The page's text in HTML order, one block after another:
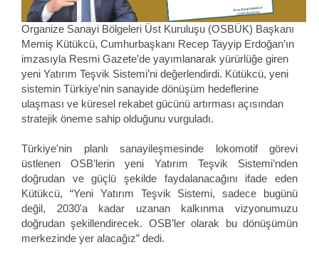
Organize Sanayi Bölgeleri Üst Kuruluşu (OSBÜK) Başkanı
Memiş Kütükcü, Cumhurbaşkanı Recep Tayyip Erdoğan’ın
imzasıyla Resmi Gazete’de yayımlanarak yürürlüğe giren
yeni Yatırım Teşvik Sistemi’ni değerlendirdi. Kütükcü, yeni
sistemin Türkiye'nin sanayide dönüşüm hedeflerine
ulaşması ve küresel rekabet gücünü artırması açısından
stratejik öneme sahip olduğunu vurguladı.
Türkiye'nin planlı sanayileşmesinde lokomotif görevi
üstlenen OSB’lerin yeni Yatırım Teşvik Sistemi’nden
doğrudan ve güçlü şekilde faydalanacağını ifade eden
Kütükcü, “Yeni Yatırım Teşvik Sistemi, sadece bugünü
değil, 2030'a kadar uzanan kalkınma vizyonumuzu
doğrudan şekillendirecek. OSB’ler olarak bu dönüşümün
merkezinde yer alacağız” dedi.